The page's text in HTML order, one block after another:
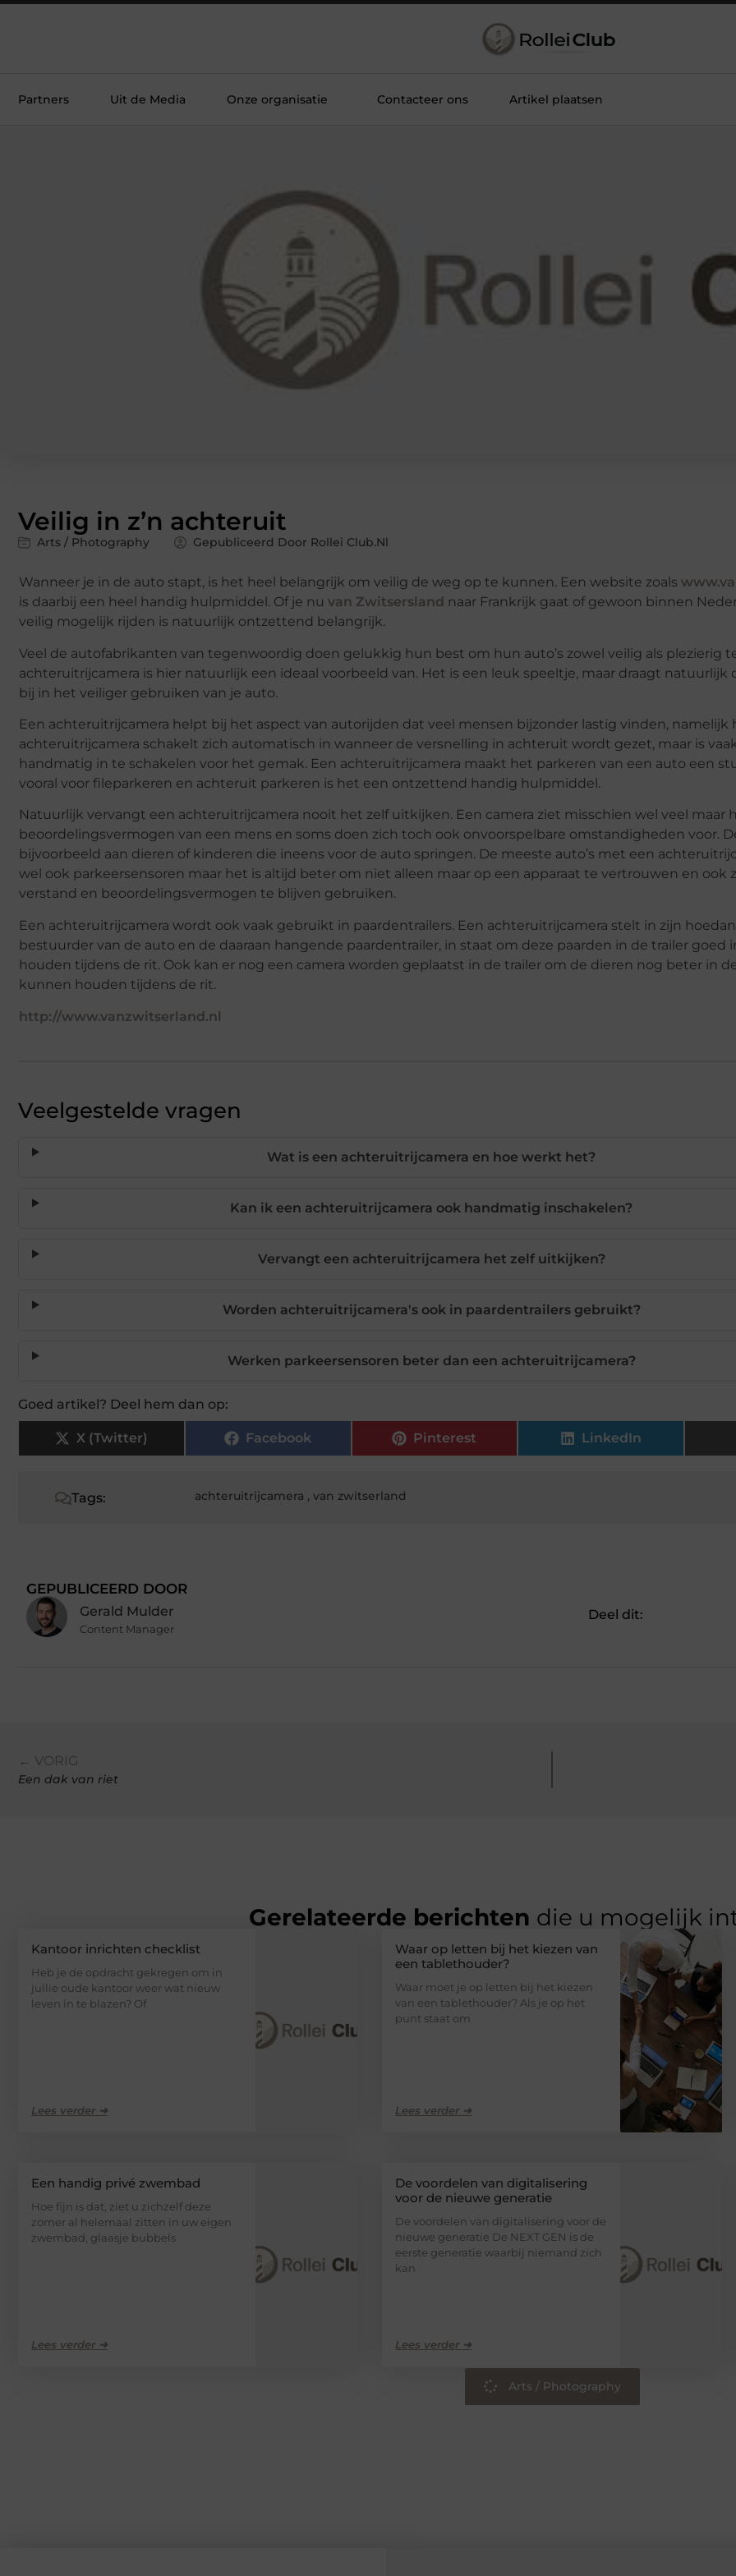
Partners Uit de Media Onze organisatie Contacteer ons Artikel plaatsen
Veilig in z’n achteruit
Arts / Photography Gepubliceerd Door Rollei Club.nl
Wanneer je in de auto stapt, is het heel belangrijk om veilig de weg op te kunnen. Een website zoals
is daarbij een heel handig hulpmiddel. Of je nu van Zwitsersland naar Frankrijk gaat of gewoon binnen
veilig mogelijk rijden is natuurlijk ontzettend belangrijk.
Veel de autofabrikanten van tegenwoordig doen gelukkig hun best om hun auto’s zowel veilig als plezierig
achteruitrijcamera is hier natuurlijk een ideaal voorbeeld van. Het is een leuk speeltje, maar draagt natuurlijk
bij in het veiliger gebruiken van je auto.
Een achteruitrijcamera helpt bij het aspect van autorijden dat veel mensen bijzonder lastig vinden, namelijk
achteruitrijcamera schakelt zich automatisch in wanneer de versnelling in achteruit wordt gezet, maar is
handmatig in te schakelen voor het gemak. Een achteruitrijcamera maakt het parkeren van een auto een
vooral voor fileparkeren en achteruit parkeren is het een ontzettend handig hulpmiddel.
Natuurlijk vervangt een achteruitrijcamera nooit het zelf uitkijken. Een camera ziet misschien wel veel maar
beoordelingsvermogen van een mens en soms doen zich toch ook onvoorspelbare omstandigheden voor.
bijvoorbeeld aan dieren of kinderen die ineens voor de auto springen. De meeste auto’s met een
wel ook parkeersensoren maar het is altijd beter om niet alleen maar op een apparaat te vertrouwen en ook
verstand en beoordelingsvermogen te blijven gebruiken.
Een achteruitrijcamera wordt ook vaak gebruikt in paardentrailers. Een achteruitrijcamera stelt in zijn
bestuurder van de auto en de daaraan hangende paardentrailer, in staat om deze paarden in de trailer goed
houden tijdens de rit. Ook kan er nog een camera worden geplaatst in de trailer om de dieren nog beter in
kunnen houden tijdens de rit.
http://www.vanzwitserland.nl
Veelgestelde vragen
Wat is een achteruitrijcamera en hoe werkt het?
Kan ik een achteruitrijcamera ook handmatig inschakelen?
Vervangt een achteruitrijcamera het zelf uitkijken?
Worden achteruitrijcamera's ook in paardentrailers gebruikt?
Werken parkeersensoren beter dan een achteruitrijcamera?
Goed artikel? Deel hem dan op:
X (Twitter) Facebook Pinterest LinkedIn
Tags: achteruitrijcamera , van zwitserland
GEPUBLICEERD DOOR
Gerald Mulder
Content Manager
Deel dit:
← VORIG
Een dak van riet
Gerelateerde berichten die u mogelijk
Kantoor inrichten checklist
Heb je de opdracht gekregen om in
jullie oude kantoor weer wat nieuw
leven in te blazen? Of
Lees verder ➜
Waar op letten bij het kiezen van
een tablethouder?
Waar moet je op letten bij het kiezen
van een tablethouder? Als je op het
punt staat om
Lees verder ➜
Een handig privé zwembad
Hoe fijn is dat, ziet u zichzelf deze
zomer al helemaal zitten in uw eigen
zwembad, glaasje bubbels
Lees verder ➜
De voordelen van digitalisering
voor de nieuwe generatie
De voordelen van digitalisering voor de
nieuwe generatie De NEXT GEN is de
eerste generatie waarbij niemand zich
kan
Lees verder ➜
Arts / Photography